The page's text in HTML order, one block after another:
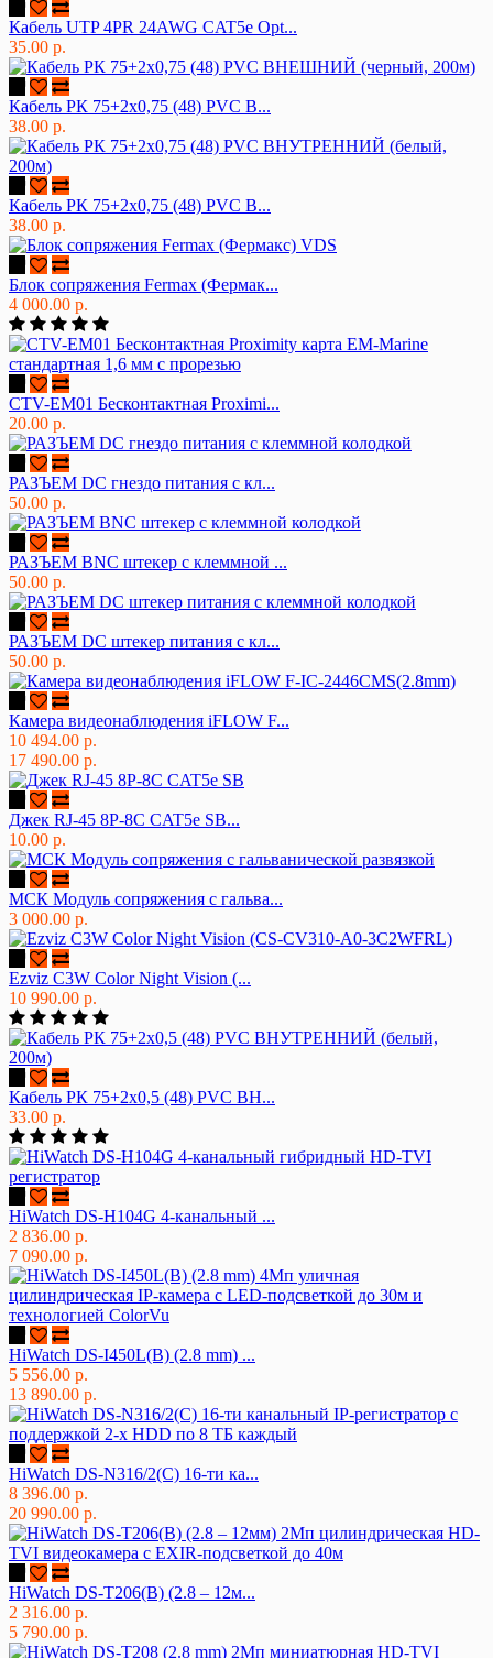
Кабель UTP 4PR 24AWG CAT5e Opt...
35.00 р.
Кабель РК 75+2х0,75 (48) PVC В...
38.00 р.
Кабель РК 75+2х0,75 (48) PVC В...
38.00 р.
Блок сопряжения Fermax (Фермак...
4 000.00 р.
CTV-EM01 Бесконтактная Proximi...
20.00 р.
РАЗЪЕМ DC гнездо питания с кл...
50.00 р.
РАЗЪЕМ BNC штекер с клеммной ...
50.00 р.
РАЗЪЕМ DC штекер питания с кл...
50.00 р.
Камера видеонаблюдения iFLOW F...
10 494.00 р.
17 490.00 р.
Джек RJ-45 8P-8C CAT5e SB...
10.00 р.
МСК Модуль сопряжения с гальва...
3 000.00 р.
Ezviz C3W Color Night Vision (...
10 990.00 р.
Кабель РК 75+2х0,5 (48) PVC ВН...
33.00 р.
HiWatch DS-H104G 4-канальный ...
2 836.00 р.
7 090.00 р.
HiWatch DS-I450L(B) (2.8 mm) ...
5 556.00 р.
13 890.00 р.
HiWatch DS-N316/2(C) 16-ти ка...
8 396.00 р.
20 990.00 р.
HiWatch DS-T206(B) (2.8 – 12м...
2 316.00 р.
5 790.00 р.